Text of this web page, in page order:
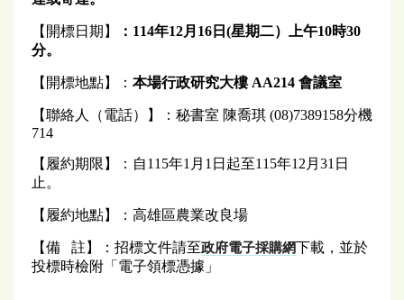
【開標日期】 ：114年12月16 日 (星期二）上午10時30
分。
【開標地點】： 本場行政研究大樓 AA214 會議室
【聯絡人（電話）】：秘書室 陳喬琪 (08)7389158分機
714
【履約期限】：自115年1月1日起至115年12月31日
止。
【履約地點】：高雄區農業改良場
【備 註】：招標文件請至政府電子採購網下載，並於
投標時檢附「電子領標憑據」